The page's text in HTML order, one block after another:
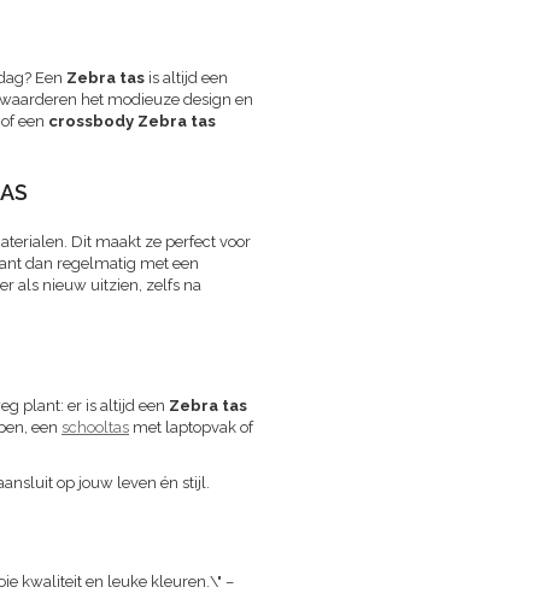
Een Zebra tas is altijd een
het modieuze design en
of een crossbody Zebra tas
Dit maakt ze perfect voor
dan regelmatig met een
er als nieuw uitzien, zelfs na
plant: er is altijd een Zebra tas
een schooltas met laptopvak of
op jouw leven én stijl.
kwaliteit en leuke kleuren.\" –